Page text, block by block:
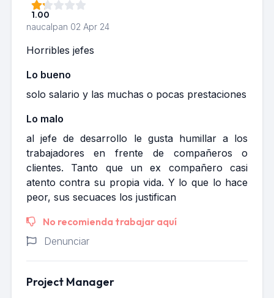
1.00
naucalpan 02 Apr 24
Horribles jefes
Lo bueno
solo salario y las muchas o pocas prestaciones
Lo malo
al jefe de desarrollo le gusta humillar a los
trabajadores en frente de compañeros o
clientes. Tanto que un ex compañero casi
atento contra su propia vida. Y lo que lo hace
peor, sus secuaces los justifican
No recomienda trabajar aquí
Denunciar
Project Manager